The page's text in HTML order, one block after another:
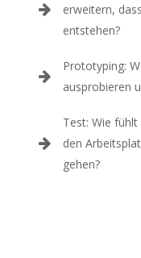
erweitern,
entstehen?
Prototyping:
ausprobieren
Test: Wie
den
gehen?